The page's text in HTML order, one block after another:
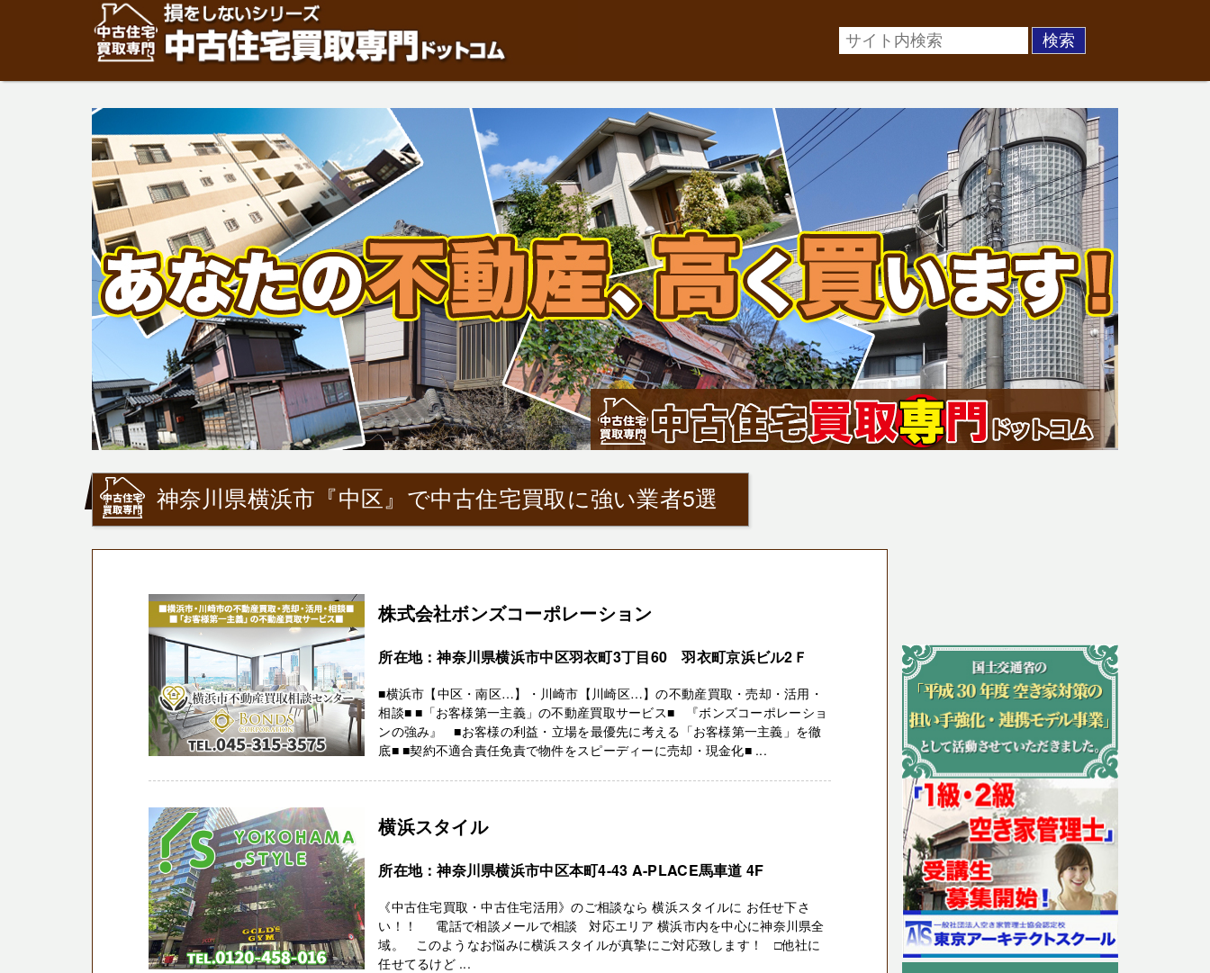
神奈川県横浜市『中区』で中古住宅買取に強い業者5選
株式会社ボンズコーポレーション
所在地：神奈川県横浜市中区羽衣町3丁目60 羽衣町京浜ビル2Ｆ
■横浜市【中区・南区…】・川崎市【川崎区…】の不動産買取・売却・活用・
相談■ ■「お客様第一主義」の不動産買取サービス■ 『ボンズコーポレーショ
ンの強み』 ■お客様の利益・立場を最優先に考える「お客様第一主義」を徹
底■ ■契約不適合責任免責で物件をスピーディーに売却・現金化■ ...
横浜スタイル
所在地：神奈川県横浜市中区本町4-43 A-PLACE馬車道 4F
《中古住宅買取・中古住宅活用》のご相談なら 横浜スタイルに お任せ下さ
い！！ 電話で相談メールで相談 対応エリア 横浜市内を中心に神奈川県全
域。 このようなお悩みに横浜スタイルが真摯にご対応致します！ □他社に
任せてるけど ...